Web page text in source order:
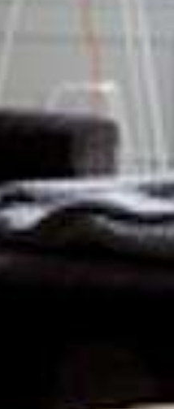
bankgebouw wordt